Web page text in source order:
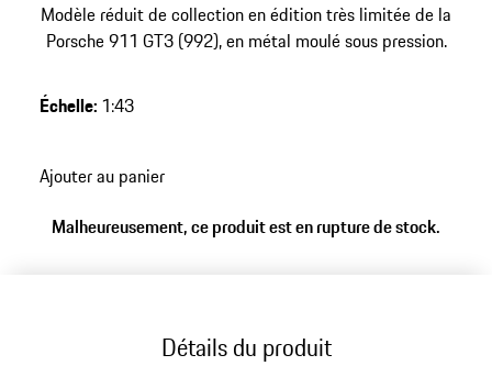
Modèle réduit de collection en édition très limitée de la
Porsche 911 GT3 (992), en métal moulé sous pression.
Échelle: 1:43
Ajouter au panier
Malheureusement, ce produit est en rupture de stock.
Détails du produit